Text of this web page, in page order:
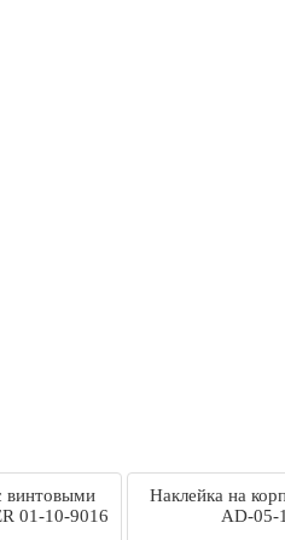
винтовыми
01-10-9016
Наклейка на
AD-05-